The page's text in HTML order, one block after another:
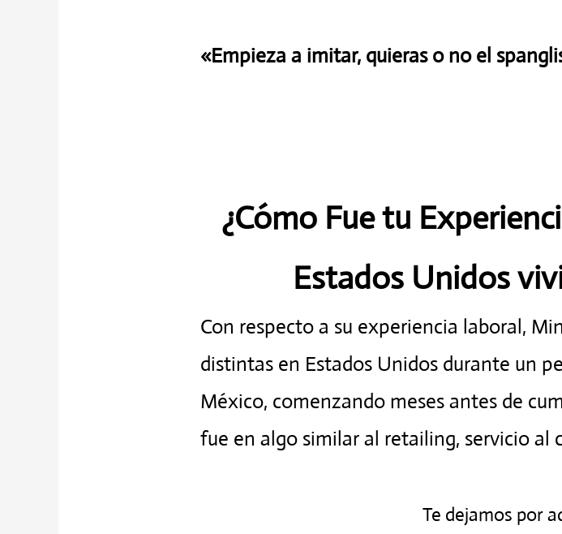
«Empieza a imitar, quieras o no el
¿Cómo Fue tu
Estados Unidos
Con respecto a su experiencia laboral,
distintas en Estados Unidos durante un
México, comenzando meses antes de
fue en algo similar al retailing, servicio al
Te dejamos por